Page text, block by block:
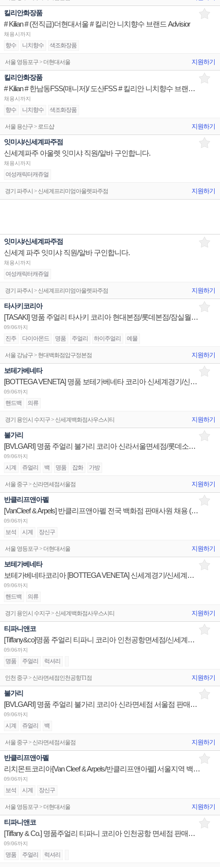
킬리안화장품
# Kilian # (전직급)더현대서울 # 킬리안 니치향수 브랜드 Advisior
채용시까지
향수 니치향수 색조화장품
서울 영등포구 > 더현대서울 지원하기
킬리안화장품
# Kilian # 한남동FSS(매니저)/ 도산FSS # 킬리안 니치향수 브랜드 Advisior
채용시까지
향수 니치향수 색조화장품
서울 용산구 > 로드샵 지원하기
잇미샤/신세계파주점
신세계파주 아울렛 잇미샤 직원/알바 구인합니다.
채용시까지
여성캐릭터캐쥬얼
경기 파주시 > 신세계프리미엄아울렛파주점 지원하기
잇미샤/신세계파주점
신세계 파주 잇미샤 직원/알바 구인합니다.
채용시까지
여성캐릭터캐쥬얼
경기 파주시 > 신세계프리미엄아울렛파주점 지원하기
타사키코리아
[TASAKI] 명품 주얼리 타사키 코리아 현대본점/롯데본점/잠실월드타워 판매사원 채용
09/06까지
진주 다이아몬드 명품 주얼리 하이주얼리 예물
서울 강남구 > 현대백화점압구정본점 지원하기
보테가베네타
[BOTTEGA VENETA] 명품 보테가베네타 코리아 신세계경기/신세계대전 판매사원 채용
09/06까지
핸드백 의류
경기 용인시 수지구 > 신세계백화점사우스시티 지원하기
불가리
[BVLGARI] 명품 주얼리 불가리 코리아 신라서울면세점/롯데소공면세점/신세계하남 판매사원 채용
09/06까지
시계 쥬얼리 백 명품 잡화 가방
서울 중구 > 신라면세점서울점 지원하기
반클리프앤아펠
[VanCleef & Arpels] 반클리프앤아펠 전국 백화점 판매사원 채용 (리치몬트코리아)
09/06까지
보석 시계 장신구
서울 영등포구 > 더현대서울 지원하기
보테가베네타
보테가베네타코리아 [BOTTEGA VENETA] 신세계경기/신세계대전 판매사원 채용
09/06까지
핸드백 의류
경기 용인시 수지구 > 신세계백화점사우스시티 지원하기
티파니앤코
[Tiffany&co]명품 주얼리 티파니 코리아 인천공항면세점/신세계광주/신세계하남 판매사원 채용
09/06까지
명품 주얼리 럭셔리
인천 중구 > 신라면세점인천공항T1점 지원하기
불가리
[BVLGARI] 명품 주얼리 불가리 코리아 신라면세점 서울점 판매사원 채용
09/06까지
시계 쥬얼리 백
서울 중구 > 신라면세점서울점 지원하기
반클리프앤아펠
리치몬트코리아[Van Cleef & Arpels/반클리프앤아펠] 서울지역 백화점 세일즈 어시스던트 채용
09/06까지
보석 시계 장신구
서울 영등포구 > 더현대서울 지원하기
티파니앤코
[Tiffany & Co.] 명품주얼리 티파니 코리아 인천공항 면세점 판매사원 채용
09/06까지
명품 주얼리 럭셔리